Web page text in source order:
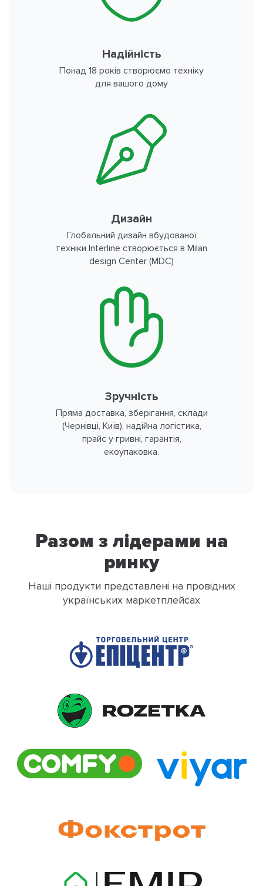
Надійність
Понад 18 років створюємо техніку
для вашого дому
Дизайн
Глобальний дизайн вбудованої
техніки Interline створюється в Milan
design Center (MDC)
Зручність
Пряма доставка, зберігання, склади
(Чернівці, Київ), надійна логістика,
прайс у гривні, гарантія,
екоупаковка.
Разом з лідерами на
ринку
Наші продукти представлені на провідних
українських маркетплейсах